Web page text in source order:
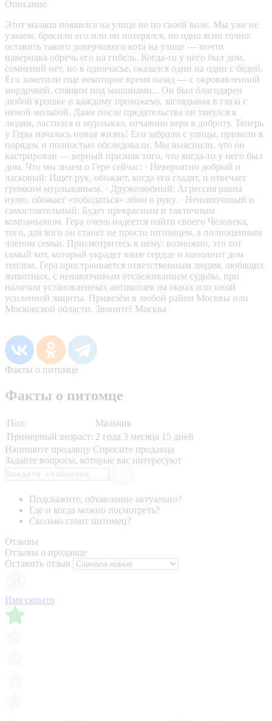
Описание
Этот малыш появился на улице не по своей воле. Мы уже не
узнаем, бросили его или он потерялся, но одно ясно точно:
оставить такого доверчивого кота на улице — почти
наверняка обречь его на гибель. Когда-то у него был дом,
сомнений нет, но в одночасье, оказался один на один с бедой.
Его заметили еще некоторое время назад — с окровавленной
мордочкой, спящим под машинами... Он был благодарен
любой крошке и каждому прохожему, заглядывая в глаза с
немой мольбой. Даже после предательства он тянулся к
людям, ластился и мурлыкал, отчаянно веря в доброту. Теперь
у Геры началась новая жизнь! Его забрали с улицы, привели в
порядок и полностью обследовали. Мы выяснили, что он
кастрирован — верный признак того, что когда-то у него был
дом. Что мы знаем о Гере сейчас: · Невероятно добрый и
ласковый: Ищет рук, обожает, когда его гладят, и отвечает
громким мурлыканьем. · Дружелюбный: Агрессия равна
нулю, обожает «пободаться» лбом о руку. · Ненавязчивый и
самостоятельный: Будет прекрасным и тактичным
компаньоном. Гера очень надеется найти своего Человека,
того, для кого он станет не просто питомцем, а полноценным
членом семьи. Присмотритесь к нему: возможно, это тот
самый кот, который украдет ваше сердце и наполнит дом
теплом. Гера пристраивается ответственным людям, любящих
животных, с ненавязчивым отслеживанием судьбы, при
наличии установленных антикошек на окнах или иной
усиленной защиты. Привезём в любой район Москвы или
Московской области. Звоните! Москва
Факты о питомце
Факты о питомце
Пол:
Мальчик
Примерный возраст: 2 года 3 месяца 15 дней
Напишите продавцу Спросите продавца
Задайте вопросы, которые вас интересуют
Подскажите, объявление актуально?
Где и когда можно посмотреть?
Сколько стоит питомец?
Отзывы
Отзывы о продавце
Оставить отзыв
Имя скрыто